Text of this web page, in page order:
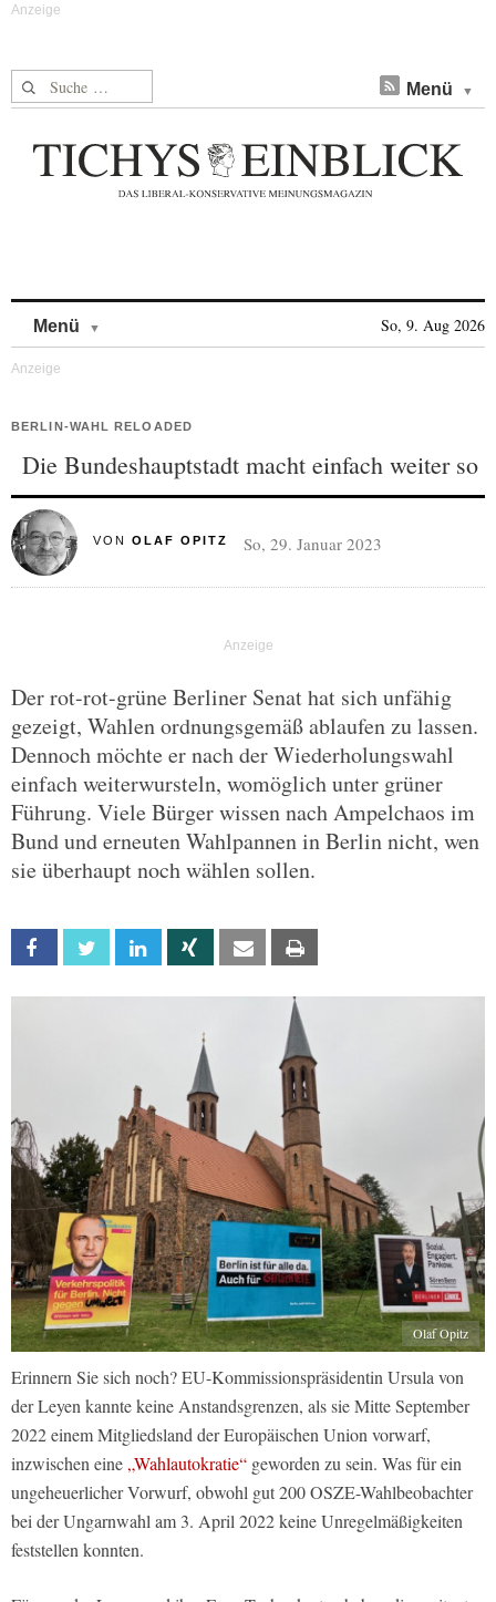
Suche nach: Menü
Menü So, 9. Aug 2026
BERLIN-WAHL RELOADED
Die Bundeshauptstadt macht einfach weiter so
VON OLAF OPITZ So, 29. Januar 2023
Der rot-rot-grüne Berliner Senat hat sich unfähig
gezeigt, Wahlen ordnungsgemäß ablaufen zu lassen.
Dennoch möchte er nach der Wiederholungswahl
einfach weiterwursteln, womöglich unter grüner
Führung. Viele Bürger wissen nach Ampelchaos im
Bund und erneuten Wahlpannen in Berlin nicht, wen
sie überhaupt noch wählen sollen.
Facebook Twitter Linkedin Xing Email
Olaf Opitz
Erinnern Sie sich noch? EU-Kommissionspräsidentin Ursula von
der Leyen kannte keine Anstandsgrenzen, als sie Mitte September
2022 einem Mitgliedsland der Europäischen Union vorwarf,
inzwischen eine „Wahlautokratie“ geworden zu sein. Was für ein
ungeheuerlicher Vorwurf, obwohl gut 200 OSZE-Wahlbeobachter
bei der Ungarnwahl am 3. April 2022 keine Unregelmäßigkeiten
feststellen konnten.